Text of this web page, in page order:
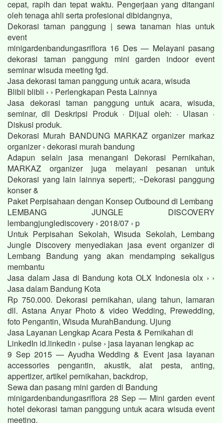
cepat, rapih dan tepat waktu. Pengerjaan yang ditangani
oleh tenaga ahli serta profesional dibidangnya,
Dekorasi taman panggung | sewa tanaman hias untuk
event
minigardenbandungasriflora 16 Des — Melayani pasang
dekorasi taman panggung mini garden indoor event
seminar wisuda meeting fgd.
Jasa dekorasi taman panggung untuk acara, wisuda
Blibli blibli › › Perlengkapan Pesta Lainnya
Jasa dekorasi taman panggung untuk acara, wisuda,
seminar, dll Deskripsi Produk · Dijual oleh: · Ulasan ·
Diskusi produk.
Dekorasi Murah BANDUNG MARKAZ organizer markaz
organizer › dekorasi murah bandung
Adapun selain jasa menangani Dekorasi Pernikahan,
MARKAZ organizer juga melayani pesanan untuk
Dekorasi yang lain lainnya seperti;. ~Dekorasi panggung
konser &
Paket Perpisahaan dengan Konsep Outbound di Lembang
LEMBANG JUNGLE DISCOVERY
lembangjunglediscovery › 2018/07 › p
Untuk Perpisahan Sekolah, Wisuda Sekolah, Lembang
Jungle Discovery menyediakan jasa event organizer di
Lembang Bandung yang akan mendamping sekaligus
membantu
Jasa dalam Jasa di Bandung kota OLX Indonesia olx › ›
Jasa dalam Bandung Kota
Rp 750.000. Dekorasi pernikahan, ulang tahun, lamaran
dll. Astana Anyar Photo & video Wedding, Prewedding,
foto Pengantin, Wisuda MurahBandung. Ujung
Jasa Layanan Lengkap Acara Pesta & Pernikahan di
LinkedIn id.linkedin › pulse › jasa layanan lengkap ac
9 Sep 2015 — Ayudha Wedding & Event jasa layanan
accessories pengantin, akustik, alat pesta, anting,
appertizer, artikel pernikahan, backdrop,
Sewa dan pasang mini garden di Bandung
minigardenbandungasriflora 28 Sep — Mini garden event
hotel dekorasi taman panggung untuk acara wisuda event
meeting.